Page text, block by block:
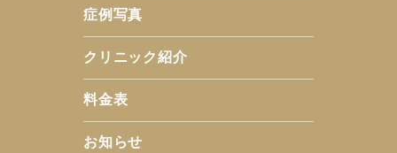
症例写真
クリニック紹介
料金表
お知らせ